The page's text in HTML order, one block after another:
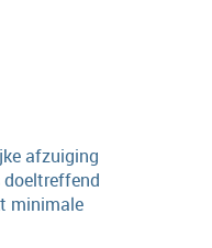
afzuiging
doeltreffend
minimale